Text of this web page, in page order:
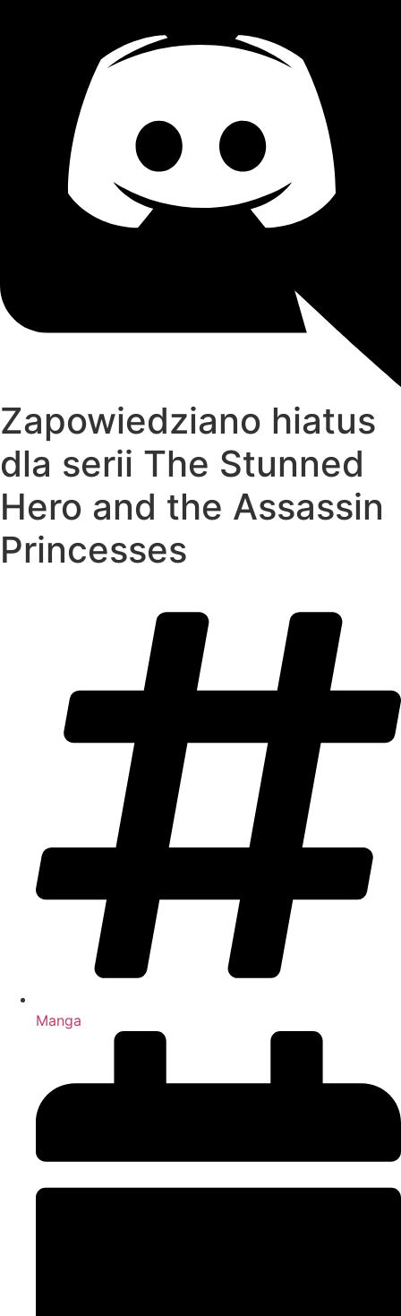
Zapowiedziano hiatus
dla serii The Stunned
Hero and the Assassin
Princesses
Manga